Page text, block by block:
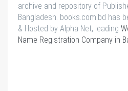
archive and repository of
Bangladesh. books.com.bd has
& Hosted by Alpha Net, leading
Name Registration Company in